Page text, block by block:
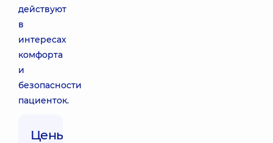
действуют
в
интересах
комфорта
и
безопасности
пациенток.
Цены